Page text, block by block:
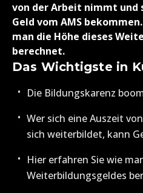
von der Arbeit nimmt
Geld vom AMS
man die Höhe dieses
berechnet.
Das Wichtigste in
Die Bildungskarenz
Wer sich eine Auszeit
sich weiterbildet, kann
Hier erfahren Sie wie
Weiterbildungsgeldes